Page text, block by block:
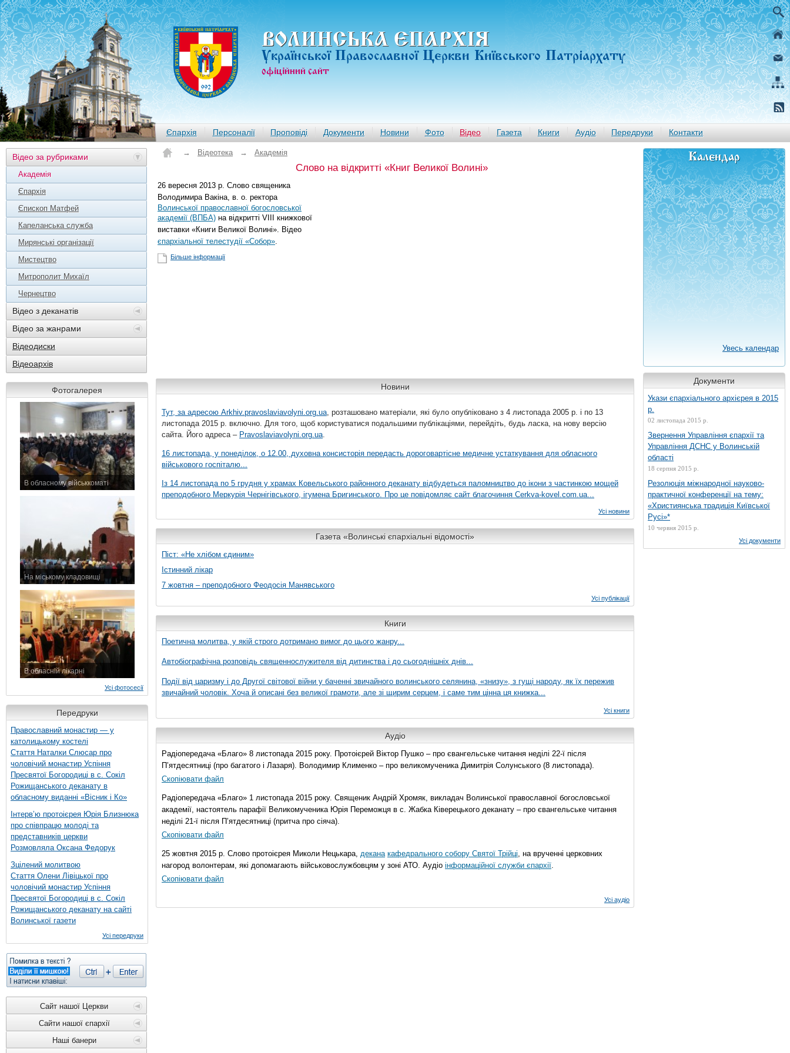
ВОЛИНСЬКА ЄПАРХIЯ
Української Православної Церкви Київського Патріархату
офiцiйний сайт
Єпархія Персоналії Проповіді Документи Новини Фото Відео Газета Книги Аудіо Передруки Контакти
Відео за рубриками
Академія
Єпархія
Єпископ Матфей
Капеланська служба
Мирянські організації
Мистецтво
Митрополит Михаїл
Чернецтво
Відео з деканатів
Відео за жанрами
Відеодиски
Відеоархів
Фотогалерея
В обласному військкоматі
На міському кладовищі
В обласній лікарні
Усі фотосесії
Передруки
Православний монастир — у
католицькому костелі
Стаття Наталки Слюсар про
чоловічий монастир Успіння
Пресвятої Богородиці в с. Сокіл
Рожищанського деканату в
обласному виданні «Вісник і Ко»
Інтерв’ю протоієрея Юрія Близнюка
про співпрацю молоді та
представників церкви
Розмовляла Оксана Федорук
Зцілений молитвою
Стаття Олени Лівіцької про
чоловічий монастир Успіння
Пресвятої Богородиці в с. Сокіл
Рожищанського деканату на сайті
Волинської газети
Усі передруки
Сайт нашої Церкви
Сайти нашої єпархії
Наші банери
→ Відеотека → Академія
Слово на відкритті «Книг Великої Волині»
26 вересня 2013 р. Слово священика
Володимира Вакіна, в. о. ректора
Волинської православної богословської
академії (ВПБА) на відкритті VIII книжкової
виставки «Книги Великої Волині». Відео
єпархіальної телестудії «Собор».
Більше інформації
Новини
Тут, за адресою Arkhiv.pravoslaviavolyni.org.ua, розташовано матеріали, які було опубліковано з 4 листопада 2005 р. і по 13
листопада 2015 р. включно. Для того, щоб користуватися подальшими публікаціями, перейдіть, будь ласка, на нову версію
сайта. Його адреса – Pravoslaviavolyni.org.ua.
16 листопада, у понеділок, о 12.00, духовна консисторія передасть дороговартісне медичне устаткування для обласного
військового госпіталю...
Із 14 листопада по 5 грудня у храмах Ковельського районного деканату відбудеться паломництво до ікони з частинкою мощей
преподобного Меркурія Чернігівського, ігумена Бригинського. Про це повідомляє сайт благочиння Сerkva-kovel.com.ua...
Усі новини
Газета «Волинські єпархіальні відомості»
Піст: «Не хлібом єдиним»
Істинний лікар
7 жовтня – преподобного Феодосія Манявського
Усі публікації
Книги
Поетична молитва, у якій строго дотримано вимог до цього жанру...
Автобіографічна розповідь священнослужителя від дитинства і до сьогоднішніх днів...
Події від царизму і до Другої світової війни у баченні звичайного волинського селянина, «знизу», з гущі народу, як їх пережив
звичайний чоловік. Хоча й описані без великої грамоти, але зі щирим серцем, і саме тим цінна ця книжка...
Усі книги
Аудіо
Радіопередача «Благо» 8 листопада 2015 року. Протоієрей Віктор Пушко – про євангельське читання неділі 22-ї після
П’ятдесятниці (про багатого і Лазаря). Володимир Клименко – про великомученика Димитрія Солунського (8 листопада).
Скопіювати файл
Радіопередача «Благо» 1 листопада 2015 року. Священик Андрій Хромяк, викладач Волинської православної богословської
академії, настоятель парафії Великомученика Юрія Переможця в с. Жабка Ківерецького деканату – про євангельське читання
неділі 21-ї після П’ятдесятниці (притча про сіяча).
Скопіювати файл
25 жовтня 2015 р. Слово протоієрея Миколи Нецькара, декана кафедрального собору Святої Трійці, на врученні церковних
нагород волонтерам, які допомагають військовослужбовцям у зоні АТО. Аудіо інформаційної служби єпархії.
Скопіювати файл
Усі аудіо
Календар
Увесь календар
Документи
Укази єпархіального архієрея в 2015
р.
02 листопада 2015 р.
Звернення Управління єпархії та
Управління ДСНС у Волинській
області
18 серпня 2015 р.
Резолюція міжнародної науково-
практичної конференції на тему:
«Християнська традиція Київської
Русі»*
10 червня 2015 р.
Усі документи